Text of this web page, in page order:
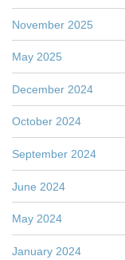
November 2025
May 2025
December 2024
October 2024
September 2024
June 2024
May 2024
January 2024